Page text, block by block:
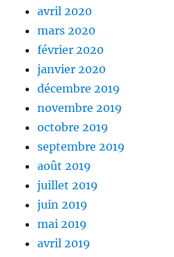
avril 2020
mars 2020
février 2020
janvier 2020
décembre 2019
novembre 2019
octobre 2019
septembre 2019
août 2019
juillet 2019
juin 2019
mai 2019
avril 2019